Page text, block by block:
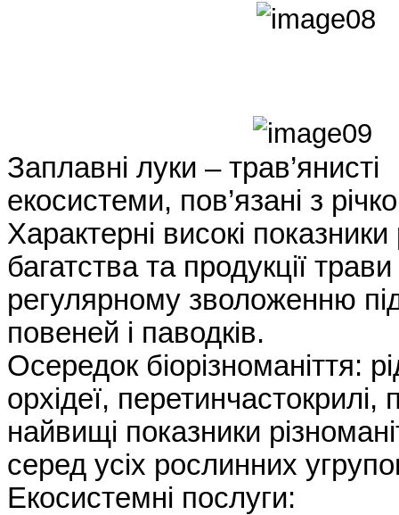
Заплавні луки – трав’янисті
екосистеми, пов’язані з
Характерні високі
багатства та продукції
регулярному зволоженню
повеней і паводків.
Осередок біорізноманіття:
орхідеї,
найвищі показники
серед усіх рослинних
Екосистемні послуги: